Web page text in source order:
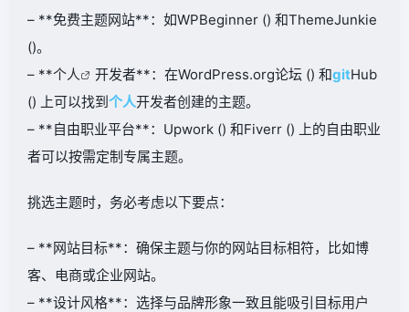
– **免费主题网站**：如WPBeginner () 和ThemeJunkie
()。
– **个人 开发者**：在WordPress.org论坛 () 和gitHub
() 上可以找到个人开发者创建的主题。
– **自由职业平台**：Upwork () 和Fiverr () 上的自由职业
者可以按需定制专属主题。
挑选主题时，务必考虑以下要点：
– **网站目标**：确保主题与你的网站目标相符，比如博
客、电商或企业网站。
– **设计风格**：选择与品牌形象一致且能吸引目标用户